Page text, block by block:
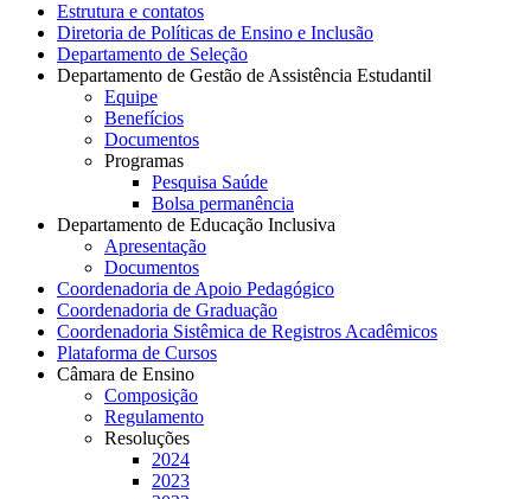
Estrutura e contatos
Diretoria de Políticas de Ensino e Inclusão
Departamento de Seleção
Departamento de Gestão de Assistência Estudantil
Equipe
Benefícios
Documentos
Programas
Pesquisa Saúde
Bolsa permanência
Departamento de Educação Inclusiva
Apresentação
Documentos
Coordenadoria de Apoio Pedagógico
Coordenadoria de Graduação
Coordenadoria Sistêmica de Registros Acadêmicos
Plataforma de Cursos
Câmara de Ensino
Composição
Regulamento
Resoluções
2024
2023